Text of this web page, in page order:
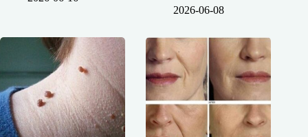
2026-06-08